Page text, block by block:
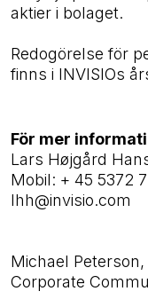
aktier i bolaget.
Redogörelse för
finns i INVISIOs
För mer
Lars Højgård
Mobil: + 45 5372
lhh@invisio.com
Michael
Corporate